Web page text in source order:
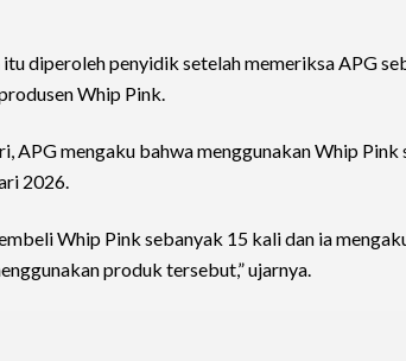
diperoleh penyidik setelah memeriksa APG
Whip Pink.
APG mengaku bahwa menggunakan Whip Pink
2026.
Whip Pink sebanyak 15 kali dan ia
produk tersebut,” ujarnya.